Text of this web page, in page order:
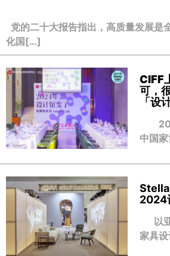
党的二十大报告指出，高质量发展是
化国[…]
CIFF
可，
「设
中国
2024
以亚
家具